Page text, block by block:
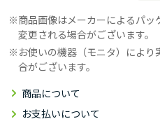
商品画像はメーカーによるパッ
変更される場合がございます。
お使いの機器（モニタ）によ
合がございます。
商品について
お支払いについて